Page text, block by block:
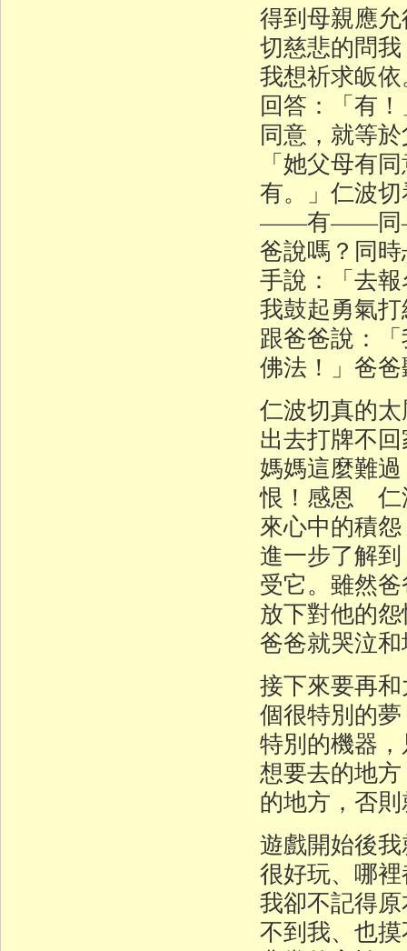
得到母親應
切慈悲的問
我想祈求皈
回答：「有
同意，就等
「她父母有
有。」仁波
——有——同
爸說嗎？同
手說：「去
我鼓起勇氣
跟爸爸說：
佛法！」爸
仁波切真的
出去打牌不
媽媽這麼難
恨！感恩 仁
來心中的積
進一步了解
受它。雖然
放下對他的
爸爸就哭泣
接下來要再
個很特別的
特別的機器
想要去的地
的地方，否
遊戲開始後
很好玩、哪
我卻不記得
不到我、也